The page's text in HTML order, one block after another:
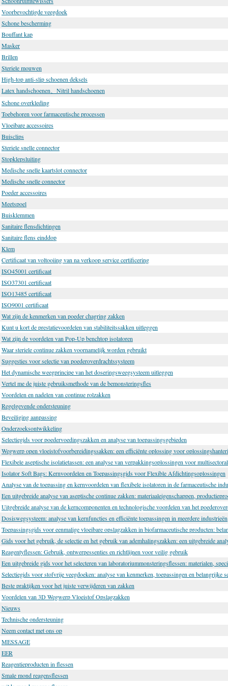
Voorbevochtigde veegdoek
Schone bescherming
Bouffant kap
Masker
Brillen
Steriele mouwen
High-top anti-slip schoenen deksels
Latex handschoenen、Nitril handschoenen
Schone overkleding
Toebehoren voor farmaceutische processen
Vloeibare accessoires
Buisclips
Steriele snelle connector
Stopklepsluiting
Medische snelle kaartslot connector
Medische snelle connector
Poeder accessoires
Meetspoel
Buisklemmen
Sanitaire flensdichtingen
Sanitaire flens einddop
Klem
Certificaat van voltooiing van na verkoop service certificering
ISO45001 certificaat
ISO37301 certificaat
ISO13485 certificaat
ISO9001 certificaat
Wat zijn de kenmerken van poeder chagring zakken
Kunt u kort de prestatievoordelen van stabiliteitssakken uitleggen
Wat zijn de voordelen van Pop-Up benchtop isolatoren
Waar steriele continue zakken voornamelijk worden gebruikt
Suggesties voor selectie van poederoverdrachtssysteem
Het dynamische weegprincipe van het doseringsweegsysteem uitleggen
Vertel me de juiste gebruiksmethode van de bemonsteringsfles
Voordelen en nadelen van continue rolzakken
Regelgevende ondersteuning
Beveiliging aanpassing
Onderzoeksontwikkeling
Selectiegids voor poedervoedingszakken en analyse van toepassingsgebieden
Wegwerp open vloeistofvoorbereidingssakken: een efficiënte oplossing voor
Flexibele aseptische isolatietassen: een analyse van verpakkingsoplossingen voor
Isolator Soft Bags: Kernvoordelen en Toepassingsgids voor Flexible Afdichtingsoplossingen
Analyse van de toepassing en kernvoordelen van flexibele isolatoren in de farmaceutische
Een uitgebreide analyse van aseptische continue zakken: materiaaleigenschappen,
Uitgebreide analyse van de kerncomponenten en technologische voordelen van het
Dosiswegsysteem: analyse van kernfuncties en efficiënte toepassingen in meerdere industrieën
Toepassingsgids voor eenmalige vloeibare opslagzakken in biofarmaceutische producten:
Gids voor het gebruik, de selectie en het gebruik van ademhalingszakken: een uitgebreide
Reagentyflessen: Gebruik, ontwerpessenties en richtlijnen voor veilig gebruik
Een uitgebreide gids voor het selecteren van laboratoriummonsteringsflessen: materialen,
Selectiegids voor stofvrije veegdoeken: analyse van kenmerken, toepassingen en belangrijke
Beste praktijken voor het juiste verwijderen van zakken
Voordelen van 3D Wegwerp Vloeistof Opslagzakken
Nieuws
Technische ondersteuning
Neem contact met ons op
MESSAGE
EER
Reagentieproducten in flessen
Smale mond reagensflessen